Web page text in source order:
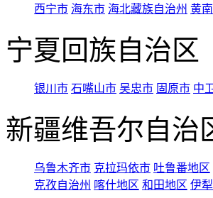
西宁市 海东市 海北藏族自治州 黄
宁夏回族自治区
银川市 石嘴山市 吴忠市 固原市 中
新疆维吾尔自治
乌鲁木齐市 克拉玛依市 吐鲁番地区
克孜自治州 喀什地区 和田地区 伊